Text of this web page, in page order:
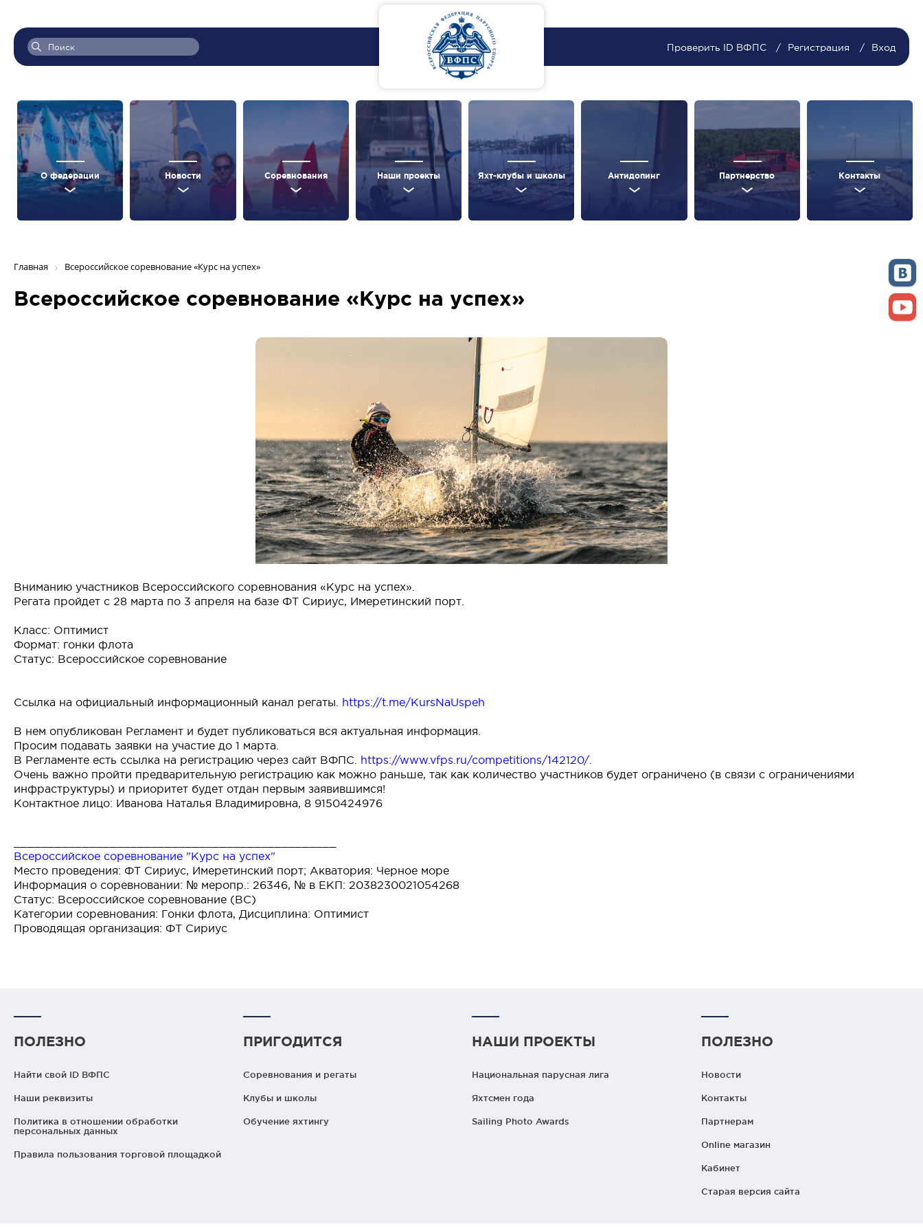
Проверить ID ВФПС Регистрация Вход
О федерации Новости Соревнования Наши проекты Яхт-клубы и школы Антидопинг Партнерство Контакты
Главная Всероссийское соревнование «Курс на успех»
Всероссийское соревнование «Курс на успех»
Вниманию участников Всероссийского соревнования «Курс на успех».
Регата пройдет с 28 марта по 3 апреля на базе ФТ Сириус, Имеретинский порт.
Класс: Оптимист
Формат: гонки флота
Статус: Всероссийское соревнование
Ссылка на официальный информационный канал регаты. https://t.me/KursNaUspeh
В нем опубликован Регламент и будет публиковаться вся актуальная информация.
Просим подавать заявки на участие до 1 марта.
В Регламенте есть ссылка на регистрацию через сайт ВФПС.
https://www.vfps.ru/competitions/142120/
Очень важно пройти предварительную регистрацию как можно раньше, так как количество участников будет ограничено (в связи с ограничениями
инфраструктуры) и приоритет будет отдан первым заявившимся!
Контактное лицо: Иванова Наталья Владимировна, 8 9150424976
Всероссийское соревнование "Курс на успех"
Место проведения: ФТ Сириус, Имеретинский порт; Акватория: Черное море
Информация о соревновании: № меропр.: 26346, № в ЕКП: 2038230021054268
Статус: Всероссийское соревнование (ВС)
Категории соревнования: Гонки флота, Дисциплина: Оптимист
Проводящая организация: ФТ Сириус
ПОЛЕЗНО
Найти свой ID ВФПС
Наши реквизиты
Политика в отношении обработки
персональных данных
Правила пользования торговой площадкой
ПРИГОДИТСЯ
Соревнования и регаты
Клубы и школы
Обучение яхтингу
НАШИ ПРОЕКТЫ
Национальная парусная лига
Яхтсмен года
Sailing Photo Awards
ПОЛЕЗНО
Новости
Контакты
Партнерам
Online магазин
Кабинет
Старая версия сайта